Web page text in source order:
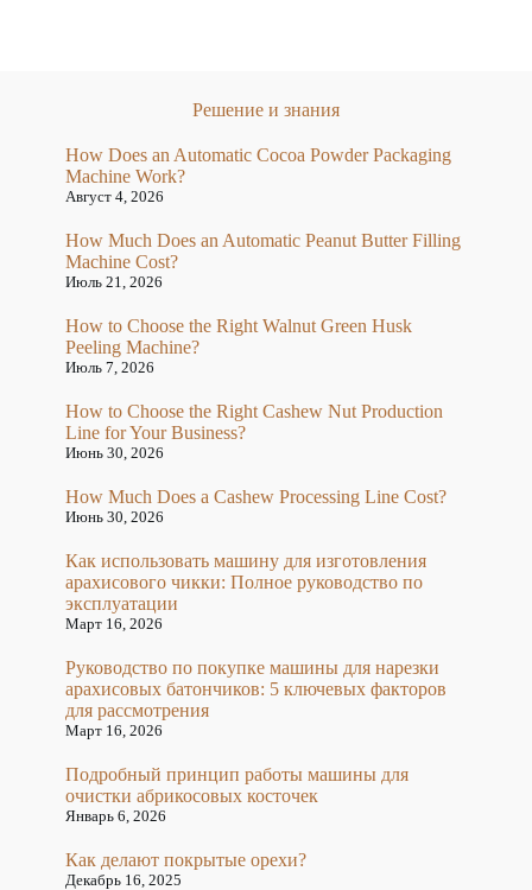
Решение и знания
How Does an Automatic Cocoa Powder Packaging
Machine Work?
Август 4, 2026
How Much Does an Automatic Peanut Butter Filling
Machine Cost?
Июль 21, 2026
How to Choose the Right Walnut Green Husk
Peeling Machine?
Июль 7, 2026
How to Choose the Right Cashew Nut Production
Line for Your Business?
Июнь 30, 2026
How Much Does a Cashew Processing Line Cost?
Июнь 30, 2026
Как использовать машину для изготовления
арахисового чикки: Полное руководство по
эксплуатации
Март 16, 2026
Руководство по покупке машины для нарезки
арахисовых батончиков: 5 ключевых факторов
для рассмотрения
Март 16, 2026
Подробный принцип работы машины для
очистки абрикосовых косточек
Январь 6, 2026
Как делают покрытые орехи?
Декабрь 16, 2025